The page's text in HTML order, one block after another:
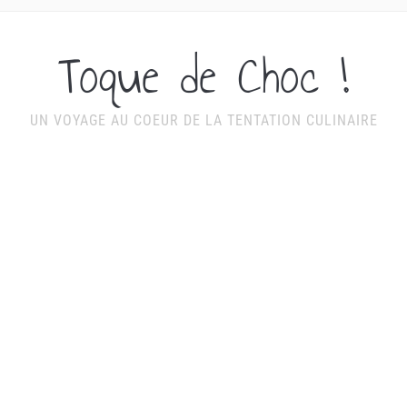
Toque de Choc !
UN VOYAGE AU COEUR DE LA TENTATION CULINAIRE